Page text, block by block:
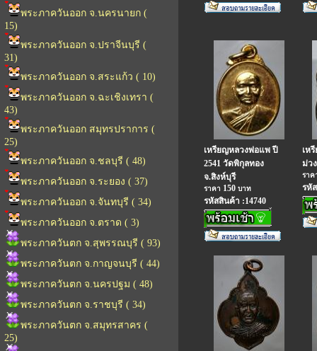
พระภาควันออก จ.นครนายก (
15)
พระภาควันออก จ.ปราจีนบุรี (
31)
พระภาควันออก จ.สระแก้ว ( 10)
พระภาควันออก จ.ฉะเชิงเทรา (
43)
พระภาควันออก สมุทรปราการ (
25)
พระภาควันออก จ.ชลบุรี ( 48)
พระภาควันออก จ.ระยอง ( 37)
พระภาควันออก จ.จันทบุรี ( 34)
พระภาควันออก จ.ตราด ( 3)
พระภาควันตก จ.สุพรรณบุรี ( 93)
พระภาควันตก จ.กาญจนบุรี ( 44)
พระภาควันตก จ.นครปฐม ( 48)
พระภาควันตก จ.ราชบุรี ( 34)
พระภาควันตก จ.สมุทรสาคร (
25)
เหรียญหลวงพ่อแพ ปี
2541 วัดพิกุลทอง
จ.สิงห์บุรี
ราคา 150 บาท
รหัสสินค้า :14740
เห
ม่ว
รา
รหั